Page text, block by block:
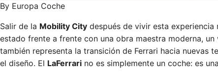
By Europa Coche
Salir de la Mobility City después de vivir esta
estado frente a frente con una obra maestra moderna,
también representa la transición de Ferrari hacia nuevas
el diseño. El LaFerrari no es simplemente un coche: es